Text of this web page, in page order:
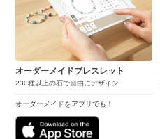
オーダーメイドブレスレット
230種以上の石で自由にデザイン
オーダーメイドをアプリでも！